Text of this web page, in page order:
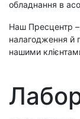
обладнання в
Наш Пресцентр –
налагодження й
нашими